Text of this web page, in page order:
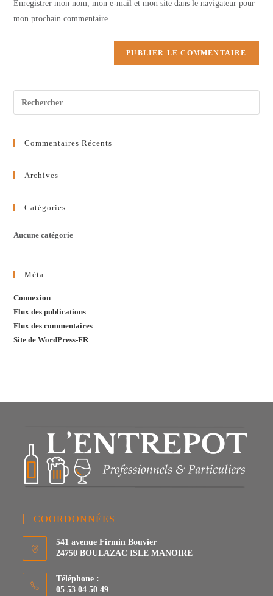
Enregistrer mon nom, mon e-mail et mon site dans le navigateur pour
mon prochain commentaire.
Commentaires Récents
Archives
Catégories
Aucune catégorie
Méta
Connexion
Flux des publications
Flux des commentaires
Site de WordPress-FR
COORDONNÉES
541 avenue Firmin Bouvier
24750 BOULAZAC ISLE MANOIRE
Téléphone :
05 53 04 50 49